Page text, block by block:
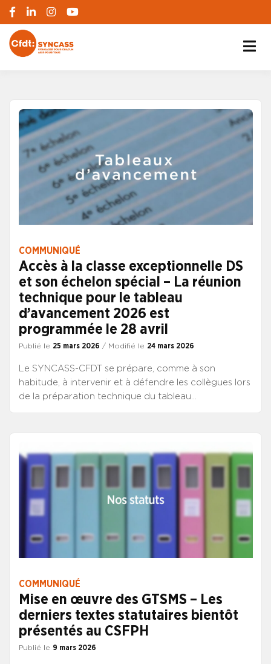
COMMUNIQUÉ
Accès à la classe exceptionnelle DS
et son échelon spécial – La réunion
technique pour le tableau
d’avancement 2026 est
programmée le 28 avril
Publié le 25 mars 2026 / Modifié le 24 mars 2026
Le SYNCASS-CFDT se prépare, comme à son
habitude, à intervenir et à défendre les collègues lors
de la préparation technique du tableau
compte de l’évolution de l’exercice professionnel de
la fonction de direction.
COMMUNIQUÉ
Mise en œuvre des GTSMS – Les
derniers textes statutaires bientôt
présentés au CSFPH
Publié le 9 mars 2026